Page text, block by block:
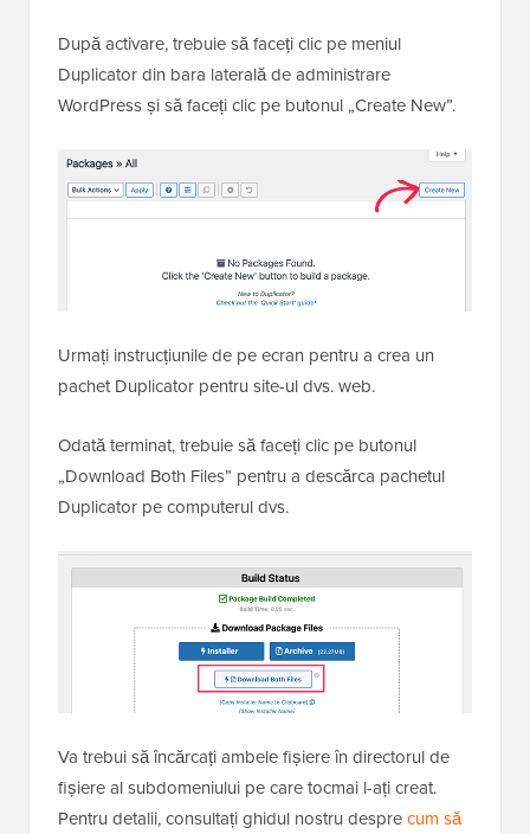
După activare, trebuie să faceți clic pe meniul
Duplicator din bara laterală de administrare
WordPress și să faceți clic pe butonul „Create New”.
Urmați instrucțiunile de pe ecran pentru a crea un
pachet Duplicator pentru site-ul dvs. web.
Odată terminat, trebuie să faceți clic pe butonul
„Download Both Files” pentru a descărca pachetul
Duplicator pe computerul dvs.
Va trebui să încărcați ambele fișiere în directorul de
fișiere al subdomeniului pe care tocmai l-ați creat.
Pentru detalii, consultați ghidul nostru desprecum să